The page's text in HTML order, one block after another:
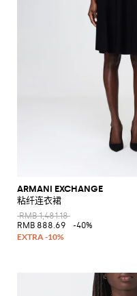
ARMANI EXCHANGE
粘纤连衣裙
RMB 1,481.18
RMB 888.69
-40%